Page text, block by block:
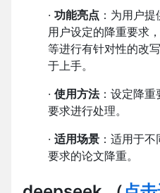
· 功能亮点 ：为用户
用户设定的降重要求
等进行有针对性的改
于上手。
· 使用方法：设定降重
要求进行处理。
· 适用场景 ：适用于
要求的论文降重。